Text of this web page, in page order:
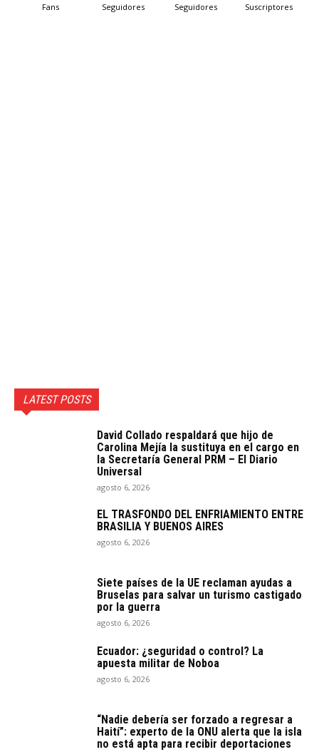
Fans Seguidores Seguidores Suscriptores
LATEST POSTS
David Collado respaldará que hijo de
Carolina Mejía la sustituya en el cargo en
la Secretaría General PRM – El Diario
Universal
agosto 6, 2026
EL TRASFONDO DEL ENFRIAMIENTO ENTRE
BRASILIA Y BUENOS AIRES
agosto 6, 2026
Siete países de la UE reclaman ayudas a
Bruselas para salvar un turismo castigado
por la guerra
agosto 6, 2026
Ecuador: ¿seguridad o control? La
apuesta militar de Noboa
agosto 6, 2026
“Nadie debería ser forzado a regresar a
Haití”: experto de la ONU alerta que la isla
no está apta para recibir deportaciones